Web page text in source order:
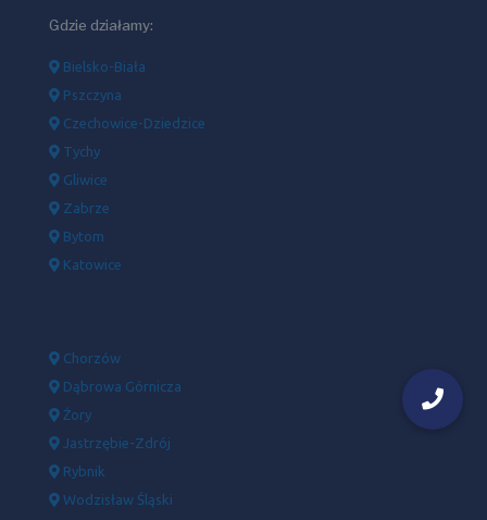
Gdzie działamy:
Bielsko-Biała
Pszczyna
Czechowice-Dziedzice
Tychy
Gliwice
Zabrze
Bytom
Katowice
Chorzów
Dąbrowa Górnicza
Żory
Jastrzębie-Zdrój
Rybnik
Wodzisław Śląski